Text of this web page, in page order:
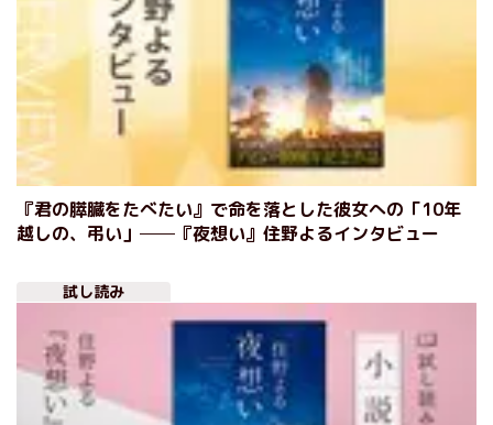
『君の膵臓をたべたい』で命を落とした彼女への「10年
越しの、弔い」──『夜想い』住野よるインタビュー
試し読み